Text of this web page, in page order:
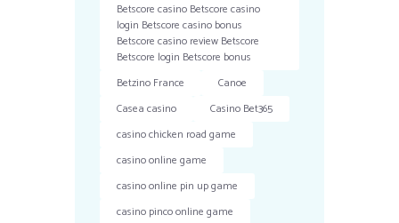
Betscore casino Betscore casino
login Betscore casino bonus
Betscore casino review Betscore
Betscore login Betscore bonus
Betzino France
Canoe
Casea casino
Casino Bet365
casino chicken road game
casino online game
casino online pin up game
casino pinco online game